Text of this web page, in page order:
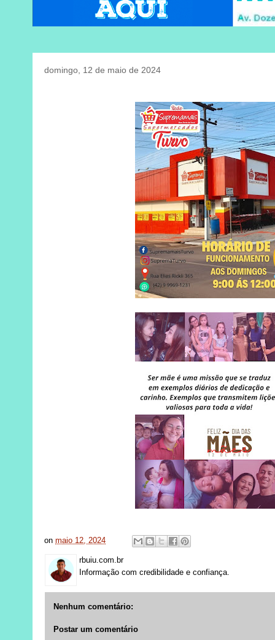
domingo, 12 de maio de 2024
onmaio 12, 2024
rbuiu.com.br
Informação com credibilidade e confiança.
Nenhum comentário:
Postar um comentário